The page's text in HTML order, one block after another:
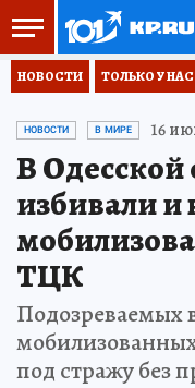
НОВОСТИ ТОЛЬКО У НАС
НОВОСТИ В МИРЕ 16
В Одесской
избивали и
ТЦК
Подозреваемых
под стражу без